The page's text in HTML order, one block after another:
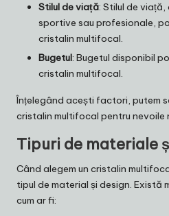
Stilul de viață: Stilul de
sportive sau profesionale,
cristalin multifocal.
Bugetul: Bugetul disponibil
cristalin multifocal.
Înțelegând acești factori, putem
cristalin multifocal pentru nevoile
Tipuri de materiale
Când alegem un cristalin
tipul de material și design. Există
cum ar fi: